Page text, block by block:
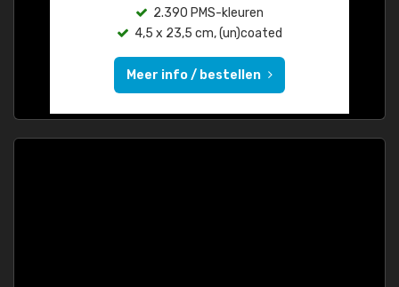
2.390 PMS-kleuren
4,5 x 23,5 cm, (un)coated
Meer info / bestellen